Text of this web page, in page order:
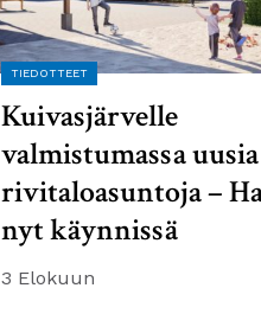
TIEDOTTEET
Kuivasjärvelle
valmistumassa uusia
rivitaloasuntoja –
nyt käynnissä
3 Elokuun